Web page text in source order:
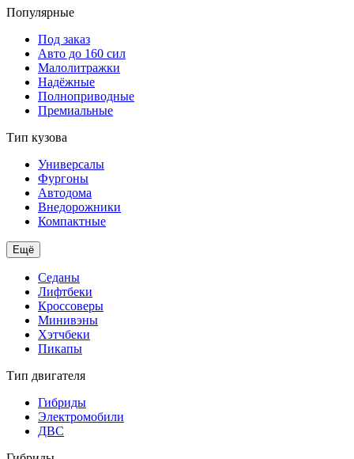
Популярные
Под заказ
Авто до 160 сил
Малолитражки
Надёжные
Полноприводные
Премиальные
Тип кузова
Универсалы
Фургоны
Автодома
Внедорожники
Компактные
Ещё
Седаны
Лифтбеки
Кроссоверы
Минивэны
Хэтчбеки
Пикапы
Тип двигателя
Гибриды
Электромобили
ДВС